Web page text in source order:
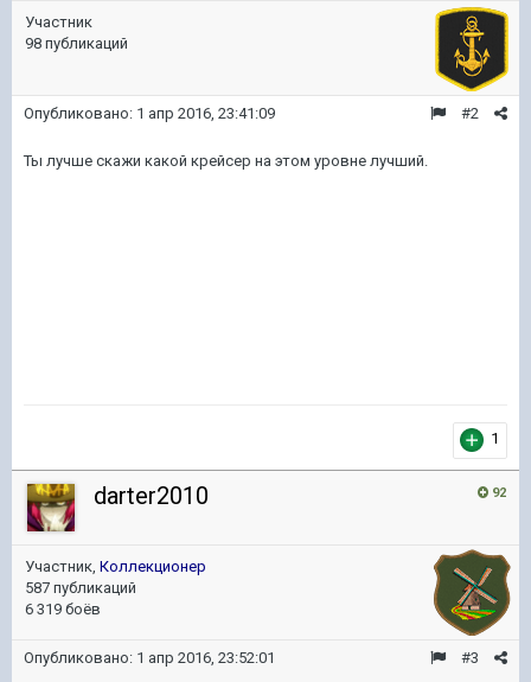
Участник
98 публикаций
#2
Опубликовано: 1 апр 2016, 23:41:09
Ты лучше скажи какой крейсер на этом уровне лучший.
1
92
darter2010
Участник, Коллекционер
587 публикаций
6 319 боёв
#3
Опубликовано: 1 апр 2016, 23:52:01